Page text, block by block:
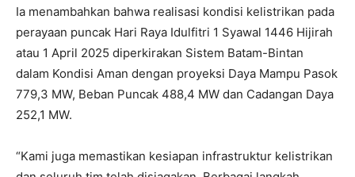
Ia menambahkan bahwa realisasi kondisi kelistrikan pada
perayaan puncak Hari Raya Idulfitri 1 Syawal 1446 Hijirah
atau 1 April 2025 diperkirakan Sistem Batam-Bintan
dalam Kondisi Aman dengan proyeksi Daya Mampu Pasok
779,3 MW, Beban Puncak 488,4 MW dan Cadangan Daya
252,1 MW.
“Kami juga memastikan kesiapan infrastruktur kelistrikan